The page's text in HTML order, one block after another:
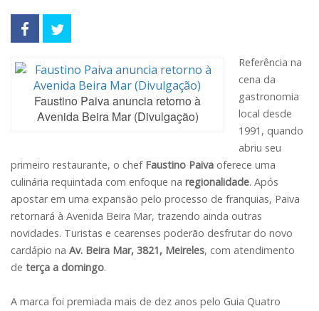
Faustino Paiva anuncia retorno à
Avenida Beira Mar (Divulgação)
Referência na
cena da
gastronomia
local desde
1991, quando
abriu seu
primeiro restaurante, o chef Faustino Paiva oferece uma
culinária requintada com enfoque na regionalidade. Após
apostar em uma expansão pelo processo de franquias, Paiva
retornará à Avenida Beira Mar, trazendo ainda outras
novidades. Turistas e cearenses poderão desfrutar do novo
cardápio na Av. Beira Mar, 3821, Meireles, com atendimento
de terça a domingo.
A marca foi premiada mais de dez anos pelo Guia Quatro